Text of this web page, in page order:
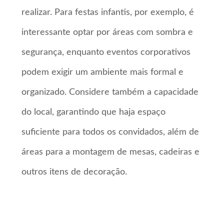
realizar. Para festas infantis, por exemplo, é
interessante optar por áreas com sombra e
segurança, enquanto eventos corporativos
podem exigir um ambiente mais formal e
organizado. Considere também a capacidade
do local, garantindo que haja espaço
suficiente para todos os convidados, além de
áreas para a montagem de mesas, cadeiras e
outros itens de decoração.